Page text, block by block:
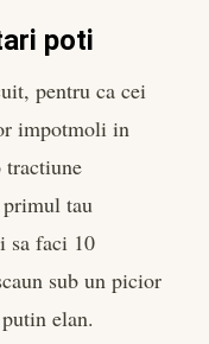
poti
pentru ca cei
impotmoli in
tractiune
tau
sa faci 10
sub un picior
elan.